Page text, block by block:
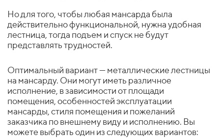
Но для того, чтобы любая мансарда была
действительно функциональной, нужна удобная
лестница, тогда подъем и спуск не будут
представлять трудностей.
Оптимальный вариант — металлические лестницы
на мансарду. Они могут иметь различное
исполнение, в зависимости от площади
помещения, особенностей эксплуатации
мансарды, стиля помещения и пожеланий
заказчика по внешнему виду и исполнению. Вы
можете выбрать один из следующих вариантов: